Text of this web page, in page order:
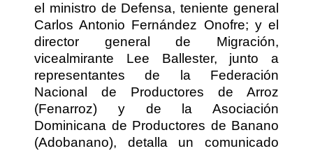
el ministro de Defensa, teniente general
Carlos Antonio Fernández Onofre; y el
director general de Migración,
vicealmirante Lee Ballester, junto a
representantes de la Federación
Nacional de Productores de Arroz
(Fenarroz) y de la Asociación
Dominicana de Productores de Banano
(Adobanano), detalla un comunicado